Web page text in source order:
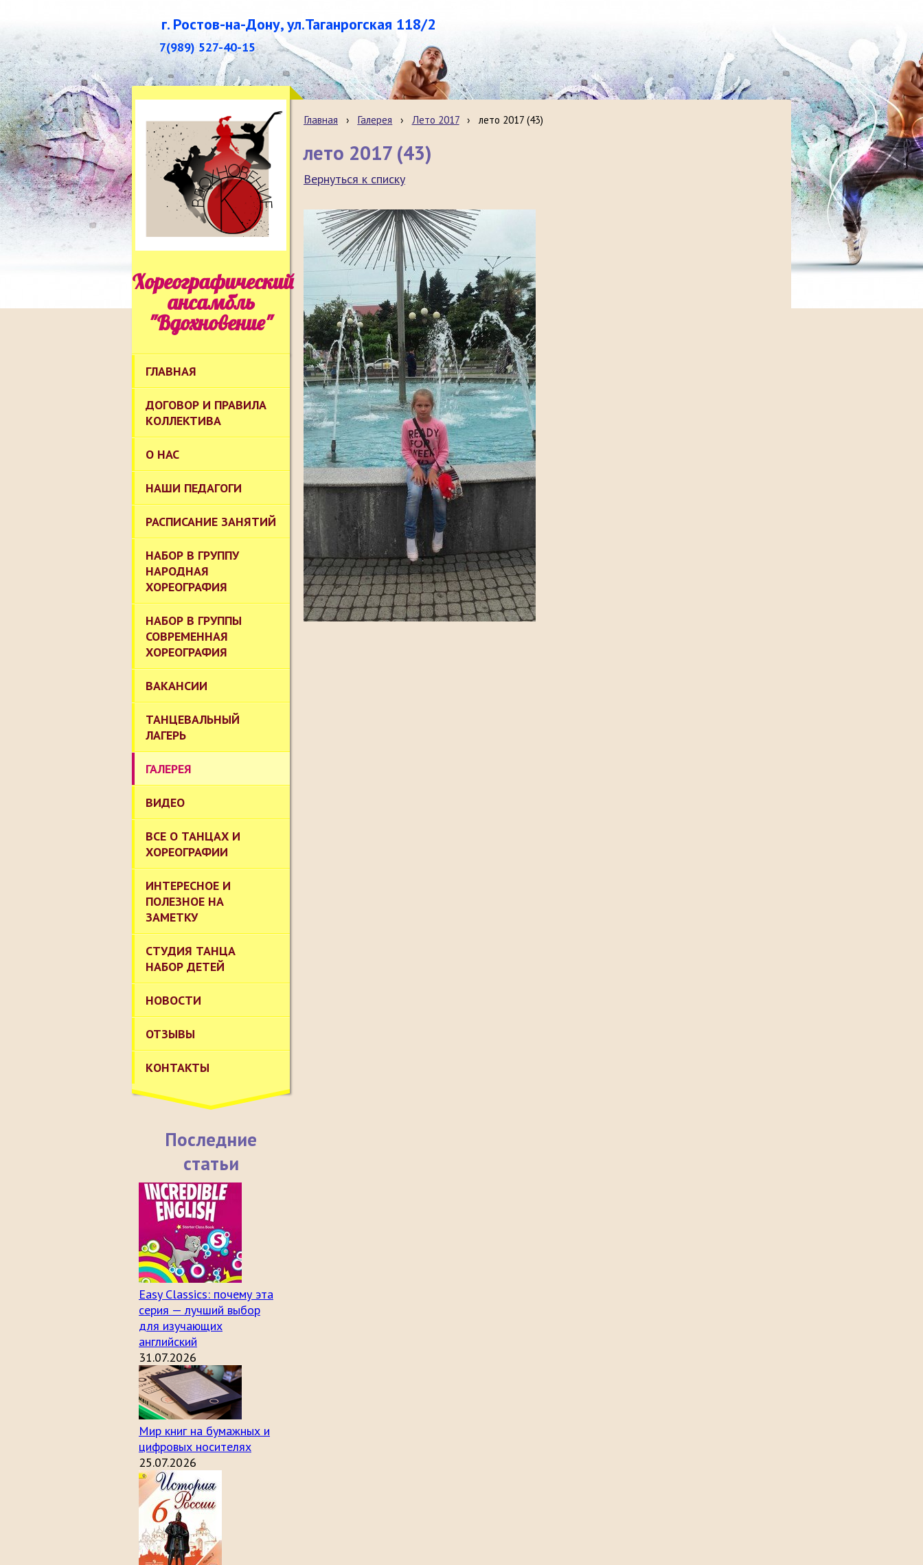
г. Ростов-на-Дону, ул.Таганрогская 118/2
7(989) 527-40-15
Хореографический
ансамбль
"Вдохновение"
ГЛАВНАЯ
ДОГОВОР И ПРАВИЛА
КОЛЛЕКТИВА
О НАС
НАШИ ПЕДАГОГИ
РАСПИСАНИЕ ЗАНЯТИЙ
НАБОР В ГРУППУ
НАРОДНАЯ
ХОРЕОГРАФИЯ
НАБОР В ГРУППЫ
СОВРЕМЕННАЯ
ХОРЕОГРАФИЯ
ВАКАНСИИ
ТАНЦЕВАЛЬНЫЙ
ЛАГЕРЬ
ГАЛЕРЕЯ
ВИДЕО
ВСЕ О ТАНЦАХ И
ХОРЕОГРАФИИ
ИНТЕРЕСНОЕ И
ПОЛЕЗНОЕ НА
ЗАМЕТКУ
СТУДИЯ ТАНЦА
НАБОР ДЕТЕЙ
НОВОСТИ
ОТЗЫВЫ
КОНТАКТЫ
Последние
статьи
Easy Classics: почему эта
серия — лучший выбор
для изучающих
английский
31.07.2026
Мир книг на бумажных и
цифровых носителях
25.07.2026
Главная › Галерея › Лето 2017 › лето 2017 (43)
лето 2017 (43)
Вернуться к списку